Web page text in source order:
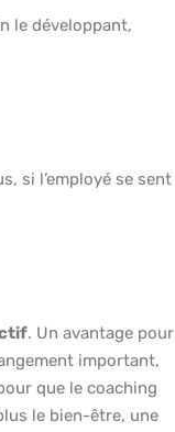
le développant,
si l’employé se sent
. Un avantage pour
important,
que le coaching
le bien-être, une